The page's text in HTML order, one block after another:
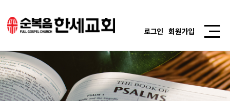
로그인 회원가입